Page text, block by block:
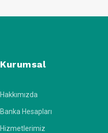
Kurumsal
Hakkımızda
Banka Hesapları
Hizmetlerimiz